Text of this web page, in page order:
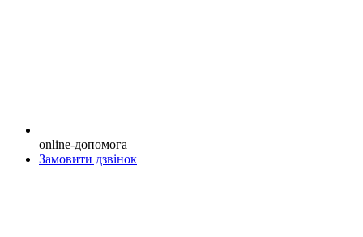
online-допомога
Замовити дзвінок